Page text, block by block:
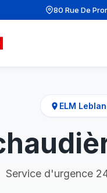
80 Rue De
ELM
Service d'urgence